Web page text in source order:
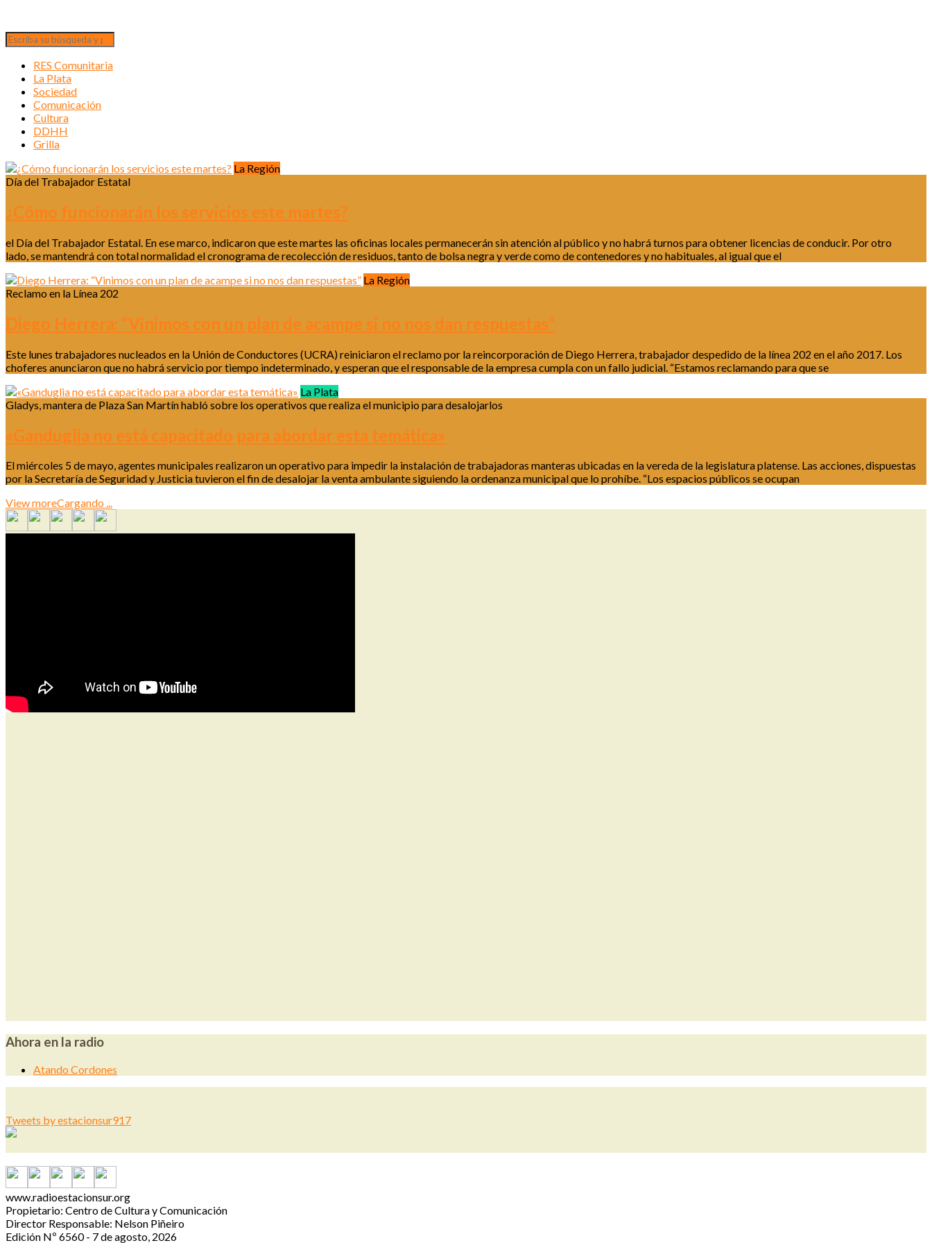
RES Comunitaria
La Plata
Sociedad
Comunicación
Cultura
DDHH
Grilla
La Región
Día del Trabajador Estatal
¿Cómo funcionarán los servicios este martes?
el Día del Trabajador Estatal. En ese marco, indicaron que este martes las oficinas locales permanecerán sin atención al público y no habrá turnos para obtener licencias de conducir. Por otro
lado, se mantendrá con total normalidad el cronograma de recolección de residuos, tanto de bolsa negra y verde como de contenedores y no habituales, al igual que el
La Región
Reclamo en la Línea 202
Diego Herrera: “Vinimos con un plan de acampe si no nos dan respuestas”
Este lunes trabajadores nucleados en la Unión de Conductores (UCRA) reiniciaron el reclamo por la reincorporación de Diego Herrera, trabajador despedido de la línea 202 en el año 2017. Los
choferes anunciaron que no habrá servicio por tiempo indeterminado, y esperan que el responsable de la empresa cumpla con un fallo judicial. “Estamos reclamando para que se
La Plata
Gladys, mantera de Plaza San Martín habló sobre los operativos que realiza el municipio para desalojarlos
«Ganduglia no está capacitado para abordar esta temática»
El miércoles 5 de mayo, agentes municipales realizaron un operativo para impedir la instalación de trabajadoras manteras ubicadas en la vereda de la legislatura platense. Las acciones, dispuestas
por la Secretaría de Seguridad y Justicia tuvieron el fin de desalojar la venta ambulante siguiendo la ordenanza municipal que lo prohíbe. “Los espacios públicos se ocupan
View moreCargando ...
Ahora en la radio
Atando Cordones
Tweets by estacionsur917
www.radioestacionsur.org
Propietario: Centro de Cultura y Comunicación
Director Responsable: Nelson Piñeiro
Edición Nº 6560 - 7 de agosto, 2026